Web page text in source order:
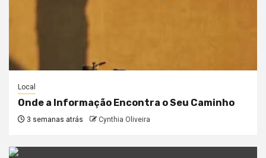
Local
Onde a Informação Encontra o Seu Caminho
3 semanas atrás Cynthia Oliveira